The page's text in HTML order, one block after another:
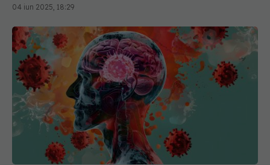
04 iun 2025, 18:29